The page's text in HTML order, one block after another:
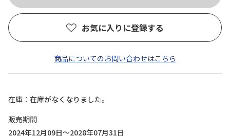
お気に入りに登録する
商品についてのお問い合わせはこちら
在庫
在庫がなくなりました。
販売期間
2024年12月09日～2028年07月31日